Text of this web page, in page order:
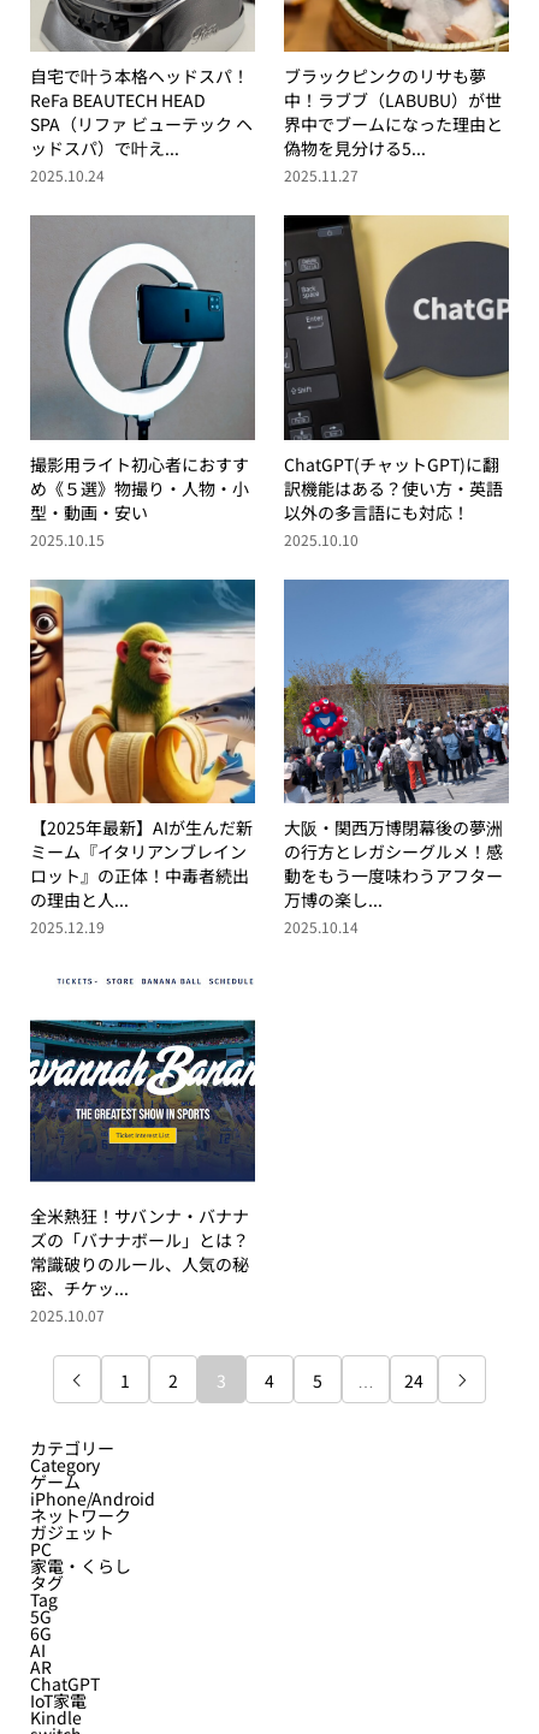
自宅で叶う本格ヘッドスパ！
ReFa BEAUTECH HEAD
SPA（リファ ビューテック ヘ
ッドスパ）で叶え...
2025.10.24
ブラックピンクのリサも夢
中！ラブブ（LABUBU）が世
界中でブームになった理由と
偽物を見分ける5...
2025.11.27
撮影用ライト初心者におすす
め《５選》物撮り・人物・小
型・動画・安い
2025.10.15
ChatGPT(チャットGPT)に翻
訳機能はある？使い方・英語
以外の多言語にも対応！
2025.10.10
【2025年最新】AIが生んだ新
ミーム『イタリアンブレイン
ロット』の正体！中毒者続出
の理由と人...
2025.12.19
大阪・関西万博閉幕後の夢洲
の行方とレガシーグルメ！感
動をもう一度味わうアフター
万博の楽し...
2025.10.14
全米熱狂！サバンナ・バナナ
ズの「バナナボール」とは？
常識破りのルール、人気の秘
密、チケッ...
2025.10.07
 1 2 3 4 5 24 
カテゴリー
Category
ゲーム
iPhone/Android
ネットワーク
ガジェット
PC
家電・くらし
タグ
Tag
5G
6G
AI
AR
ChatGPT
IoT家電
Kindle